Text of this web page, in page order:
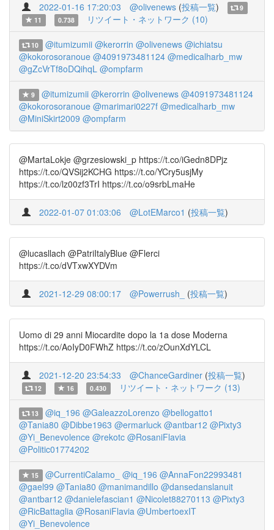
2022-01-16 17:20:03 @olivenews (投稿一覧)
9
11
0.738 リツイート・ネットワーク (10)
10 @itumizumii @kerorrin @olivenews @ichiatsu
@kokorosoranoue @4091973481124 @medicalharb_mw
@gZcVrTf8oDQihqL @ompfarm
9 @itumizumii @kerorrin @olivenews @4091973481124
@kokorosoranoue @marimari0227f @medicalharb_mw
@MiniSkirt2009 @ompfarm
@MartaLokje @grzesiowski_p https://t.co/iGedn8DPjz
https://t.co/QVSij2KCHG https://t.co/YCry5usjMy
https://t.co/lz00zf3TrI https://t.co/o9srbLmaHe
2022-01-07 01:03:06 @LotEMarco1 (投稿一覧)
@lucasllach @PatriItalyBlue @Flerci
https://t.co/dVTxwXYDVm
2021-12-29 08:00:17 @Powerrush_ (投稿一覧)
Uomo di 29 anni Miocardite dopo la 1a dose Moderna
https://t.co/AoIyD0FWhZ https://t.co/zOunXdYLCL
2021-12-20 23:54:33 @ChanceGardiner (投稿一覧)
12 16 0.430 リツイート・ネットワーク (13)
13 @iq_196 @GaleazzoLorenzo @bellogatto1
@Tania80 @Dibbe1963 @ermarluck @antbar12 @Pixty3
@Yi_Benevolence @rekotc @RosaniFlavia
@Politic01774202
15 @CurrentiCalamo_ @iq_196 @AnnaFon22993481
@gael99 @Tania80 @manimandillo @dansedanslanuit
@antbar12 @danielefascian1 @Nicolet88270113 @Pixty3
@RicBattaglia @RosaniFlavia @UmbertoexIT
@Yi_Benevolence